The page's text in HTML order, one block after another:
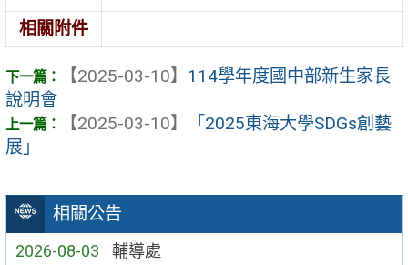
相關公告
2026-08-03 輔導處
相關附件
【2025-03-10】 114學年度國中部新生家長
說明會
【2025-03-10】
「2025東海大學SDGs創藝
展」